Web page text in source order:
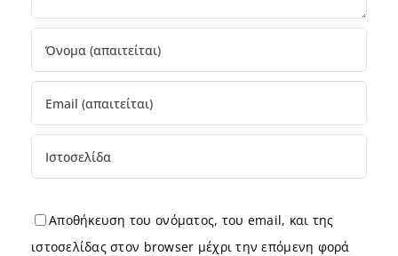
Αποθήκευση του ονόματος, του email, και της
ιστοσελίδας στον browser μέχρι την επόμενη φορά